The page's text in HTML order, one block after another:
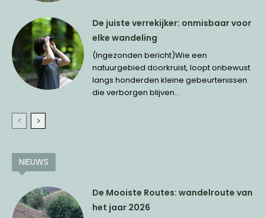
De juiste verrekijker: onmisbaar voor
elke wandeling
(Ingezonden bericht)Wie een
natuurgebied doorkruist, loopt onbewust
langs honderden kleine gebeurtenissen
die verborgen blijven...
NIEUWS
De Mooiste Routes: wandelroute van
het jaar 2026